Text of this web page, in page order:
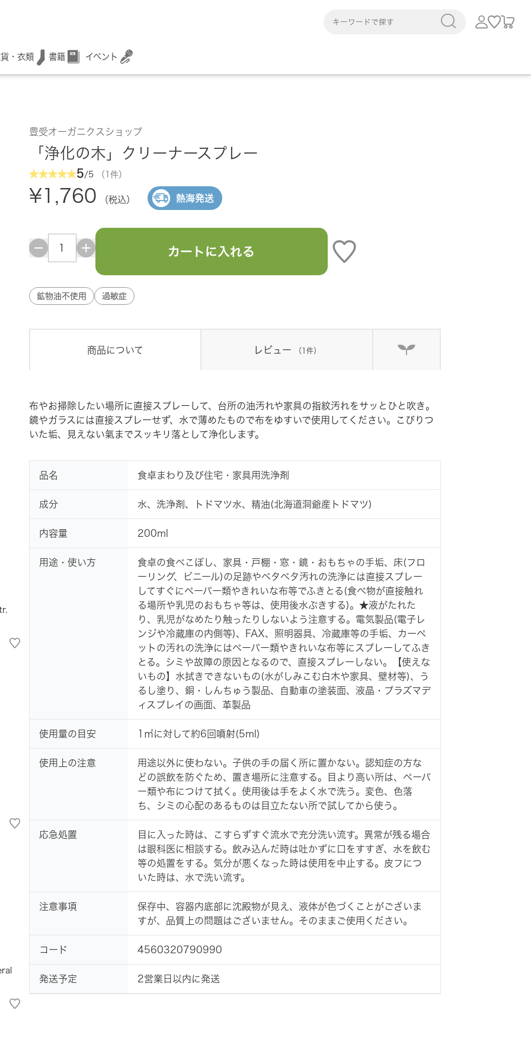
・衣類 書籍 イベント
豊受オーガニクスショップ
「浄化の木」クリーナースプレー
5/5 （1件）
¥1,760 （税込） 熱海発送
カートに入れる
鉱物油不使用 過敏症
商品について レビュー （1件）
布やお掃除したい場所に直接スプレーして、台所の油汚れや家具の指紋汚れをサッとひと吹き。
鏡やガラスには直接スプレーせず、水で薄めたもので布をゆすいで使用してください。こびりつ
いた垢、見えない氣までスッキリ落として浄化します。
品名 食卓まわり及び住宅・家具用洗浄剤
成分 水、洗浄剤、トドマツ水、精油(北海道洞爺産トドマツ)
内容量 200ml
用途・使い方
食卓の食べこぼし、家具・戸棚・窓・鏡・おもちゃの手垢、床(フロ
ーリング、ビニール)の足跡やベタベタ汚れの洗浄には直接スプレー
してすぐにペーパー類やきれいな布等でふきとる(食べ物が直接触れ
る場所や乳児のおもちゃ等は、使用後水ぶきする)。★液がたれた
り、乳児がなめたり触ったりしないよう注意する。電気製品(電子レ
ンジや冷蔵庫の内側等)、FAX、照明器具、冷蔵庫等の手垢、カーペ
ットの汚れの洗浄にはペーパー類やきれいな布等にスプレーしてふき
とる。シミや故障の原因となるので、直接スプレーしない。【使えな
いもの】水拭きできないもの(水がしみこむ白木や家具、壁材等)、う
るし塗り、銅・しんちゅう製品、自動車の塗装面、液晶・プラズマデ
ィスプレイの画面、革製品
使用量の目安 1㎡に対して約6回噴射(5ml)
使用上の注意
用途以外に使わない。子供の手の届く所に置かない。認知症の方な
どの誤飲を防ぐため、置き場所に注意する。目より高い所は、ペーパ
ー類や布につけて拭く。使用後は手をよく水で洗う。変色、色落
ち、シミの心配のあるものは目立たない所で試してから使う。
応急処置
目に入った時は、こすらずすぐ流水で充分洗い流す。異常が残る場合
は眼科医に相談する。飲み込んだ時は吐かずに口をすすぎ、水を飲む
等の処置をする。気分が悪くなった時は使用を中止する。皮フにつ
いた時は、水で洗い流す。
注意事項
保存中、容器内底部に沈殿物が見え、液体が色づくことがございま
すが、品質上の問題はございません。そのままご使用ください。
コード 4560320790990
発送予定 2営業日以内に発送